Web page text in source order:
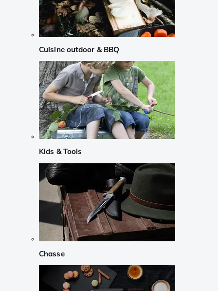
Cuisine outdoor & BBQ
Kids & Tools
Chasse